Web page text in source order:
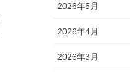
2026年5月
2026年4月
2026年3月